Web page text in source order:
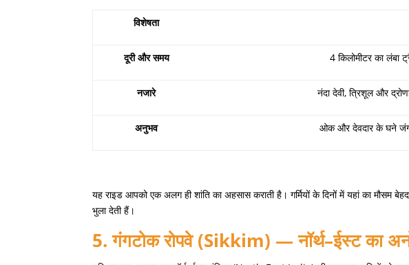
विशेषता
दूरी और समय 4किलोमीटर का लंबा
नजारे नंदा देवी, त्रिशूल और
अनुभव ओक और देवदार के घने
यह राइड आपको एक अलग ही शांति का अहसास कराती है। गर्मियों के दिनों में यहां का मौसम
भुला देती हैं।
5.गंगटोकरोपवे(Sikkim) —नॉर्थ–ईस्टका